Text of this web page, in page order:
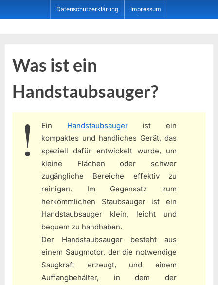
to
Datenschutzerklärung Impressum
Was ist ein
Handstaubsauger?
Ein Handstaubsaugerist ein
kompaktes und handliches Gerät, das
speziell dafür entwickelt wurde, um
kleine Flächen oder schwer
zugängliche Bereiche effektiv zu
reinigen. Im Gegensatz zum
herkömmlichen Staubsauger ist ein
Handstaubsauger klein, leicht und
bequem zu handhaben.
Der Handstaubsauger besteht aus
einem Saugmotor, der die notwendige
Saugkraft erzeugt, und einem
Auffangbehälter, in dem der